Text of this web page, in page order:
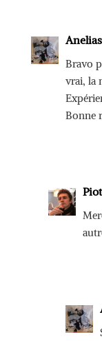
Anelias
Bravo
vrai, la
Bonne